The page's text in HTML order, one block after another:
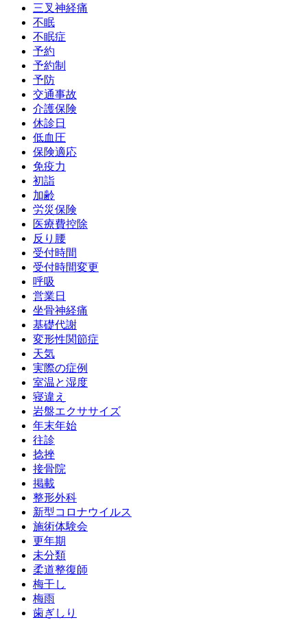
三叉神経痛
不眠
不眠症
予約
予約制
予防
交通事故
介護保険
休診日
低血圧
保険適応
免疫力
初詣
加齢
労災保険
医療費控除
反り腰
受付時間
受付時間変更
呼吸
営業日
坐骨神経痛
基礎代謝
変形性関節症
天気
実際の症例
室温と湿度
寝違え
岩盤エクササイズ
年末年始
往診
捻挫
接骨院
掲載
整形外科
新型コロナウイルス
施術体験会
更年期
未分類
柔道整復師
梅干し
梅雨
歯ぎしり